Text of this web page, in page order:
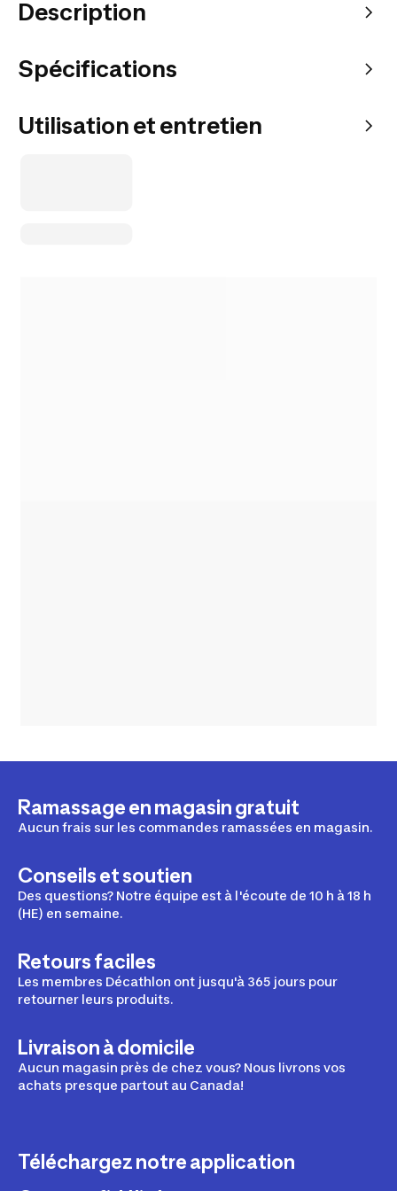
Description
Spécifications
Utilisation et entretien
Ramassage en magasin gratuit
Aucun frais sur les commandes ramassées en magasin.
Conseils et soutien
Des questions? Notre équipe est à l'écoute de 10 h à 18 h
(HE) en semaine.
Retours faciles
Les membres Décathlon ont jusqu'à 365 jours pour
retourner leurs produits.
Livraison à domicile
Aucun magasin près de chez vous? Nous livrons vos
achats presque partout au Canada!
Téléchargez notre application